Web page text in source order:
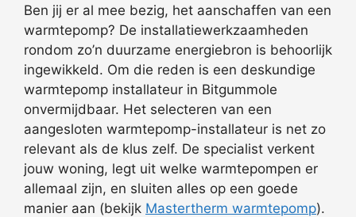
Ben jij er al mee bezig, het aanschaffen van een
warmtepomp? De installatiewerkzaamheden
rondom zo’n duurzame energiebron is behoorlijk
ingewikkeld. Om die reden is een deskundige
warmtepomp installateur in Bitgummole
onvermijdbaar. Het selecteren van een
aangesloten warmtepomp-installateur is net zo
relevant als de klus zelf. De specialist verkent
jouw woning, legt uit welke warmtepompen er
allemaal zijn, en sluiten alles op een goede
manier aan (bekijk Mastertherm warmtepomp).